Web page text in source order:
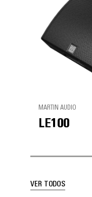
MARTIN AUDIO
LE100
VER TODOS